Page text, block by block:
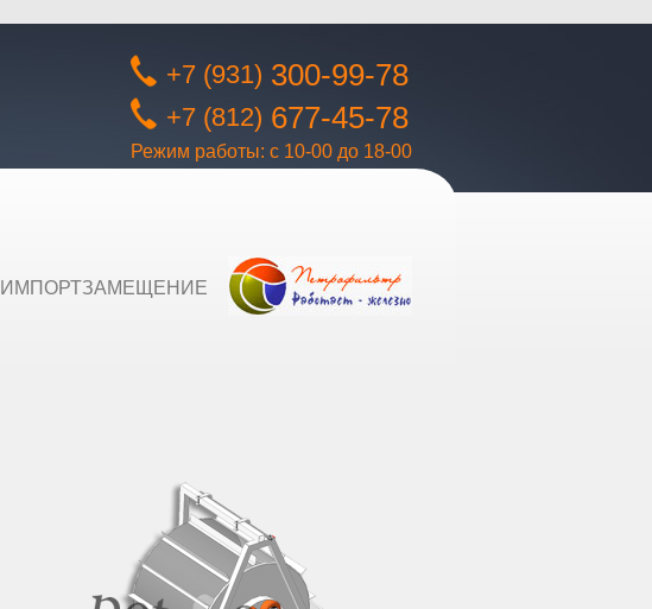
+7 (931) 300-99-78
+7 (812) 677-45-78
Режим работы: с 10-00 до 18-00
ИМПОРТЗАМЕЩЕНИЕ